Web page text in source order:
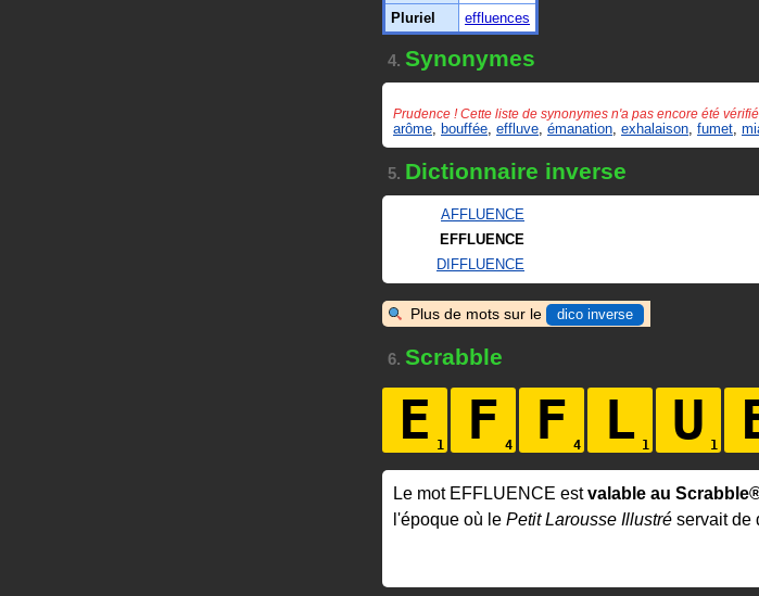
Pluriel
effluences
4. Synonymes
Prudence ! Cette liste de synonymes n'a pas encore été
arôme bouffée effluve émanation exhalaison fumet
5. Dictionnaire inverse
AFFLUENCE
EFFLUENCE
DIFFLUENCE
Plus de mots sur le dico inverse
6. Scrabble
E F F L U
Le mot EFFLUENCE estvalable au
l'époque où le Petit Larousse Illustré servait de